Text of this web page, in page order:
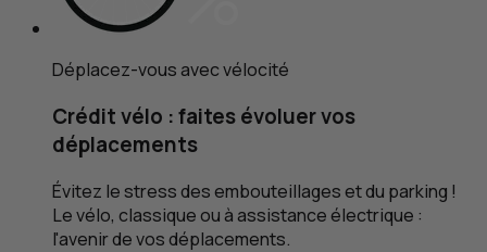
Déplacez-vous avec vélocité
Crédit vélo : faitesévoluer vos
déplacements
Évitez le stress des embouteillages et du parking !
Le vélo, classique ou à assistance électrique :
l'avenir de vos déplacements.